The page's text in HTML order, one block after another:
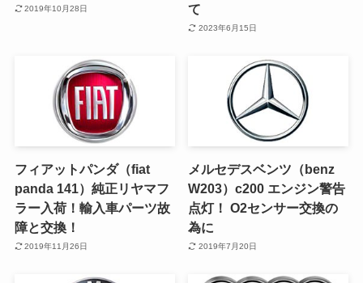
2019年10月28日
て
2023年6月15日
フィアットパンダ（fiat
panda 141）純正リヤマフ
ラー入荷！輸入車パーツ故
障と交換！
2019年11月26日
メルセデスベンツ（benz
W203）c200 エンジン警告
点灯！ O2センサー交換の
為に
2019年7月20日